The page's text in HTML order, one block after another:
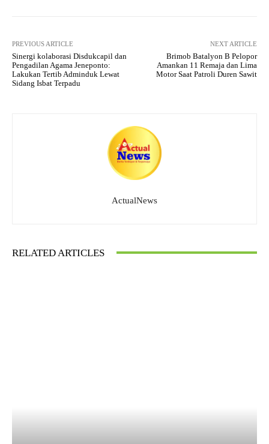
PREVIOUS ARTICLE
Sinergi kolaborasi Disdukcapil dan
Pengadilan Agama Jeneponto:
Lakukan Tertib Adminduk Lewat
Sidang Isbat Terpadu
NEXT ARTICLE
Brimob Batalyon B Pelopor
Amankan 11 Remaja dan Lima
Motor Saat Patroli Duren Sawit
ActualNews
RELATED ARTICLES